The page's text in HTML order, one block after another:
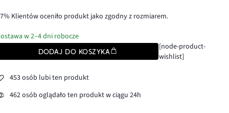
Klientów oceniło produkt jako zgodny z rozmiarem.
w 2–4 dni robocze
DODAJ DO KOSZYKA
[node-product-
wishlist]
453 osób lubi ten produkt
462 osób oglądało ten produkt w ciągu 24h